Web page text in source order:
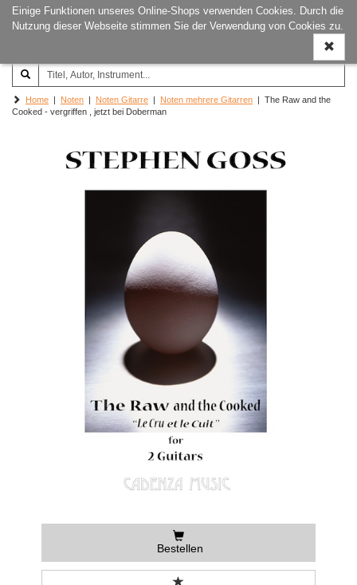
Einige Funktionen unseres Online-Shops verwenden Cookies. Durch die
Nutzung dieser Webseite stimmen Sie der Verwendung von Cookies zu.
ein-/
Joachim‐Trekel‐Musikverlag,
Hamburg
Home | Noten | Noten Gitarre | Noten mehrere Gitarren | The Raw and the
Cooked - vergriffen , jetzt bei Doberman
Bestellen